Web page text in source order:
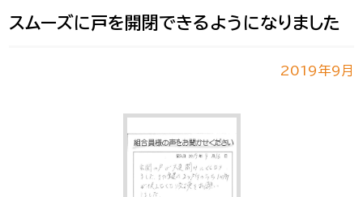
スムーズに戸を開閉できるようになりました
2019年9月